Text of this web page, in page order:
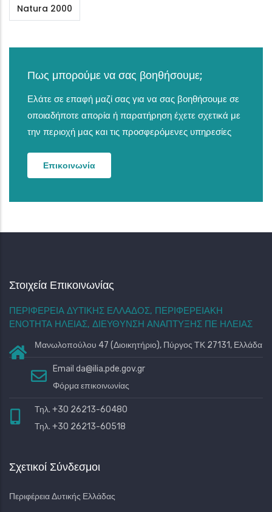
Natura 2000
Πως μπορούμε να σας βοηθήσουμε;
Ελάτε σε επαφή μαζί σας για να σας βοηθήσουμε σε
οποιαδήποτε απορία ή παρατήρηση έχετε σχετικά με
την περιοχή μας και τις προσφερόμενες υπηρεσίες
Επικοινωνία
Στοιχεία Επικοινωνίας
ΠΕΡΙΦΕΡΕΙΑ ΔΥΤΙΚΗΣ ΕΛΛΑΔΟΣ, ΠΕΡΙΦΕΡΕΙΑΚΗ
ΕΝΟΤΗΤΑ ΗΛΕΙΑΣ, ΔΙΕΥΘΥΝΣΗ ΑΝΑΠΤΥΞΗΣ ΠΕ ΗΛΕΙΑΣ
Μανωλοπούλου 47 (Διοικητήριο), Πύργος ΤΚ 27131, Ελλάδα
Email da@ilia.pde.gov.gr
Φόρμα επικοινωνίας
Τηλ. +30 26213-60480
Τηλ. +30 26213-60518
Σχετικοί Σύνδεσμοι
Περιφέρεια Δυτικής Ελλάδας